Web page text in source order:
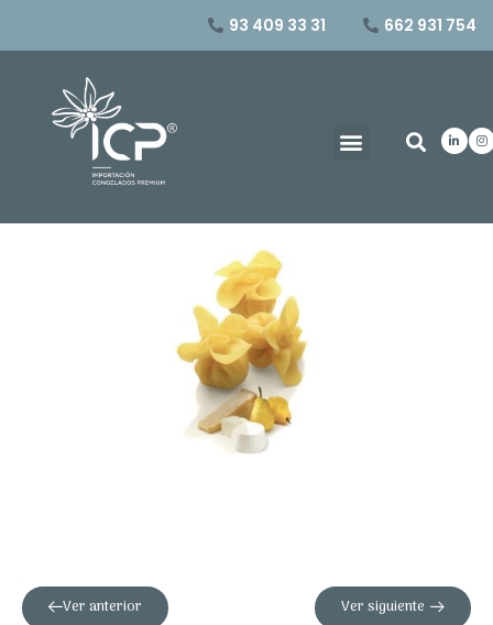
93 409 33 31 662 931 754
Ver anterior Ver siguiente